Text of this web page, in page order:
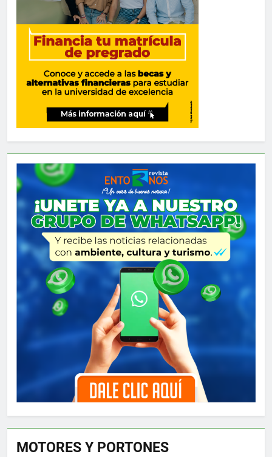
MOTORES Y PORTONES